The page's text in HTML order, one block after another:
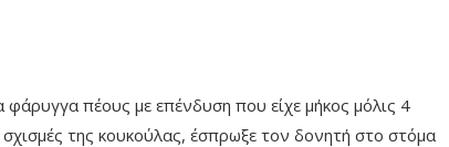
φάρυγγα πέους με επένδυση που είχε μήκος μόλις 4
της κουκούλας, έσπρωξε τον δονητή στο στόμα